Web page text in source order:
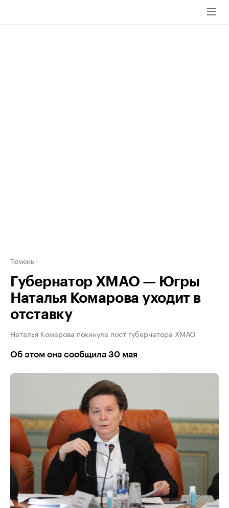
Тюмень
Губернатор ХМАО — Югры
Наталья Комарова уходит в
отставку
Наталья Комарова покинула пост губернатора ХМАО
Об этом она сообщила 30 мая